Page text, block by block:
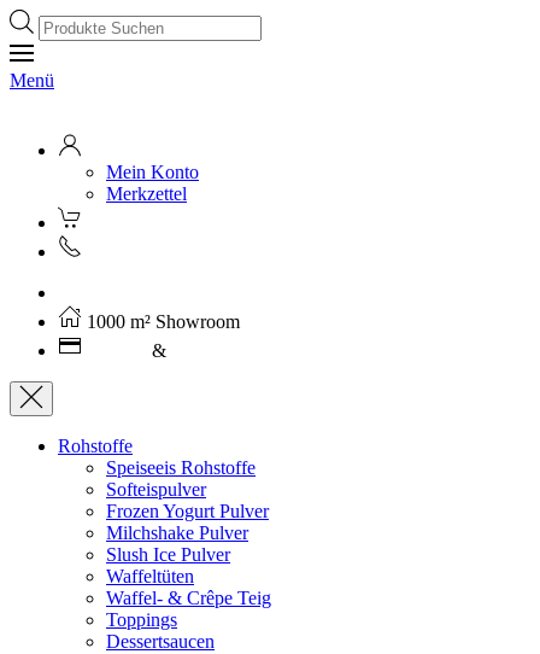
Products
search
Menü
Mein Konto
Merkzettel
1000 m² Showroom
&
Rohstoffe
Speiseeis Rohstoffe
Softeispulver
Frozen Yogurt Pulver
Milchshake Pulver
Slush Ice Pulver
Waffeltüten
Waffel- & Crêpe Teig
Toppings
Dessertsaucen